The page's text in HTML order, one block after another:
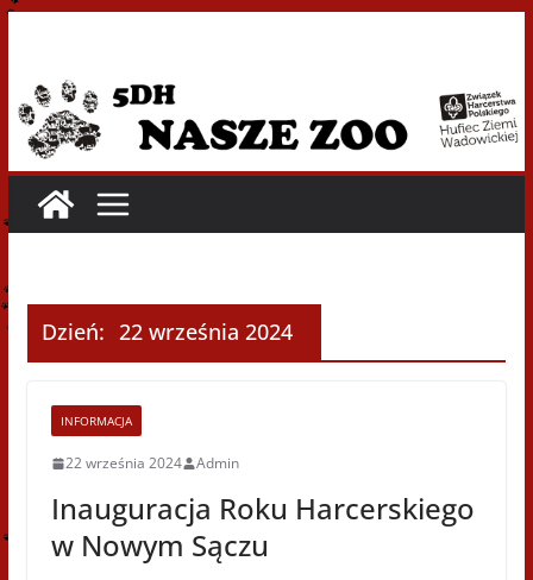
treści
Dzień: 22 września 2024
INFORMACJA
22 września 2024 Admin
Inauguracja Roku Harcerskiego
w Nowym Sączu